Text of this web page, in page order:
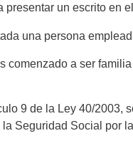
presentar un escrito en
una persona
comenzado a ser
9 de la Ley 40/2003,
Seguridad Social por